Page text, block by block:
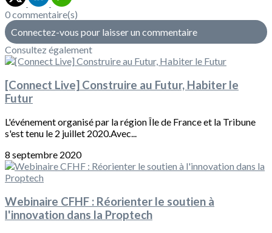
0 commentaire(s)
Connectez-vous pour laisser un commentaire
Consultez également
[Connect Live] Construire au Futur, Habiter le
Futur
L'événement organisé par la région Île de France et la Tribune
s'est tenu le 2 juillet 2020.Avec...
8 septembre 2020
Webinaire CFHF : Réorienter le soutien à
l'innovation dans la Proptech